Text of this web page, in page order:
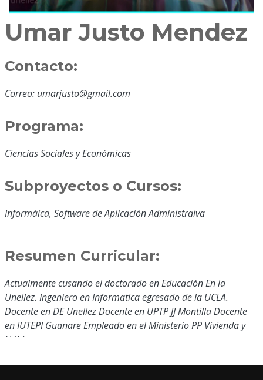
Umar Justo Mendez
Contacto:
Correo: umarjusto@gmail.com
Programa:
Ciencias Sociales y Económicas
Subproyectos o Cursos:
Informáica, Software de Aplicación Administraiva
Resumen Curricular:
Actualmente cusando el doctorado en Educación En la
Unellez. Ingeniero en Informatica egresado de la UCLA.
Docente en DE Unellez Docente en UPTP JJ Montilla Docente
en IUTEPI Guanare Empleado en el Ministerio PP Vivienda y
Hábitat